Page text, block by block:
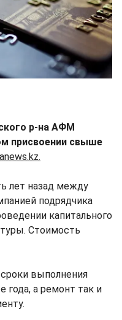
р-на АФМ
присвоении свыше
лет назад между
подрядчика
капитального
Стоимость
выполнения
года, а ремонт так и